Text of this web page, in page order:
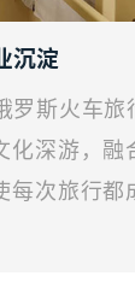
沉淀
罗斯火车
化深游，融
每次旅行都